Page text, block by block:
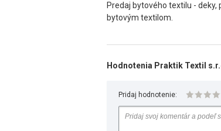
Predaj bytového textilu - deky,
bytovým textilom.
Hodnotenia Praktik Textil
Pridaj hodnotenie: